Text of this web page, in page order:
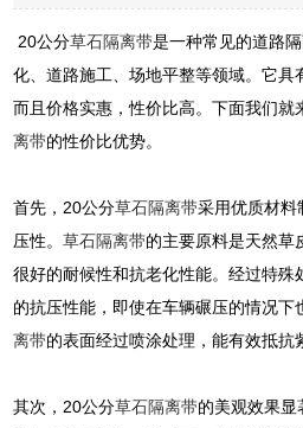
20公分草石隔离带是一种常见的道路
化、道路施工、场地平整等领域。它具
而且价格实惠，性价比高。下面我们就
离带的性价比优势。
首先，20公分草石隔离带采用优质材料
压性。草石隔离带的主要原料是天然草
很好的耐候性和抗老化性能。经过特殊
的抗压性能，即使在车辆碾压的情况下
离带的表面经过喷涂处理，能有效抵抗
其次，20公分草石隔离带的美观效果显